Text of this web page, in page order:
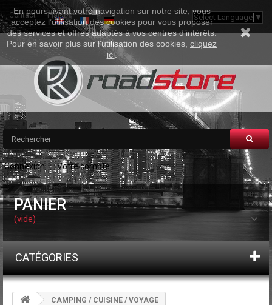
Contact Plan Du Site Select Language ▼
Connexion Votre compte
PANIER
(vide)
CATÉGORIES
CAMPING / CUISINE / VOYAGE
En poursuivant votre navigation sur notre site, vous
acceptez l’utilisation des cookies pour vous proposer
des services et offres adaptés à vos centres d’intérêts.
Pour en savoir plus sur l'utilisation des cookies, cliquez
ici.